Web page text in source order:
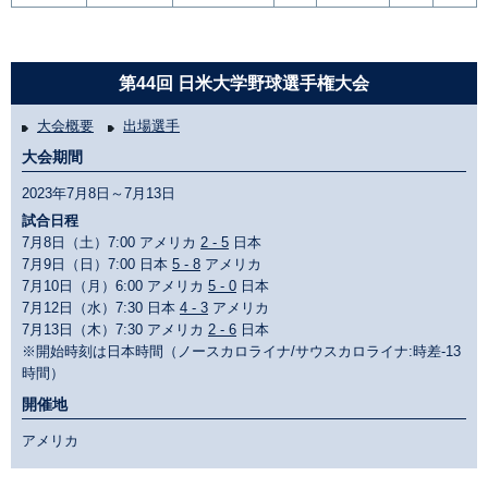
第44回 日米大学野球選手権大会
大会概要 出場選手
大会期間
2023年7月8日～7月13日
試合日程
7月8日（土）7:00 アメリカ 2 - 5 日本
7月9日（日）7:00 日本 5 - 8 アメリカ
7月10日（月）6:00 アメリカ 5 - 0 日本
7月12日（水）7:30 日本 4 - 3 アメリカ
7月13日（木）7:30 アメリカ 2 - 6 日本
※開始時刻は日本時間（ノースカロライナ/サウスカロライナ:時差-13
時間）
開催地
アメリカ